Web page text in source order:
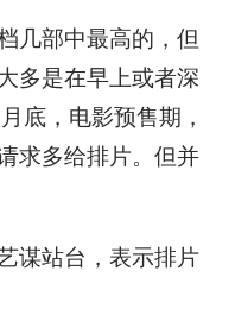
几部中最高的，但
多是在早上或者深
底，电影预售期，
求多给排片。但并
谋站台，表示排片